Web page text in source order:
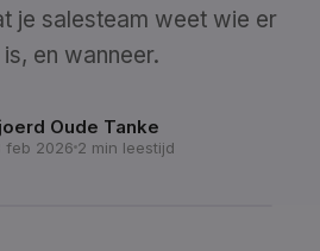
je salesteam weet wie er
en wanneer.
Oude Tanke
feb 2026 2 min leestijd